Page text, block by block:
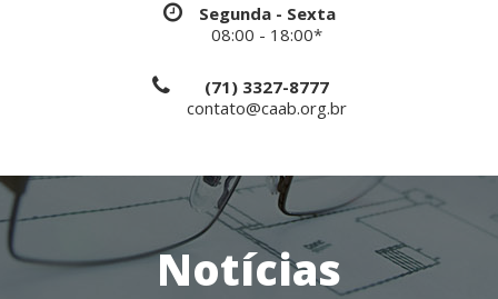
Segunda - Sexta
08:00 - 18:00*
(71) 3327-8777
contato@caab.org.br
Notícias